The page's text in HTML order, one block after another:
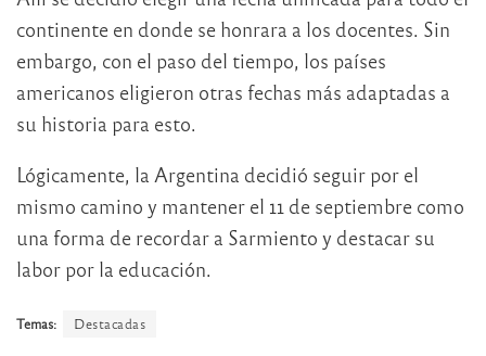
continente en donde se honrara a los docentes. Sin
embargo, con el paso del tiempo, los países
americanos eligieron otras fechas más adaptadas a
su historia para esto.
Lógicamente, la Argentina decidió seguir por el
mismo camino y mantener el 11 de septiembre como
una forma de recordar a Sarmiento y destacar su
labor por la educación.
Temas: Destacadas